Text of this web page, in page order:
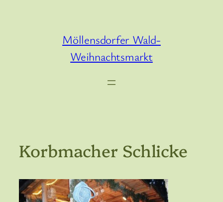
Möllensdorfer Wald-
Weihnachtsmarkt
Korbmacher Schlicke